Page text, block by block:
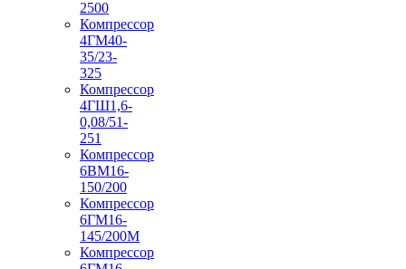
2500
Компрессор
4ГМ40-
35/23-
325
Компрессор
4ГШ1,6-
0,08/51-
251
Компрессор
6ВМ16-
150/200
Компрессор
6ГМ16-
145/200М
Компрессор